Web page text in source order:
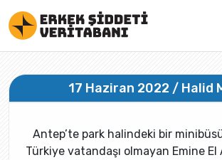
17 Haziran 2022 / Halid
Antep’te park halindeki bir
Türkiye vatandaşı olmayan Emine El